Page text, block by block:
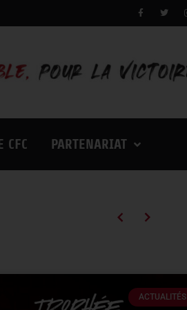
CFC PARTENARIAT
ACTUALITÉS